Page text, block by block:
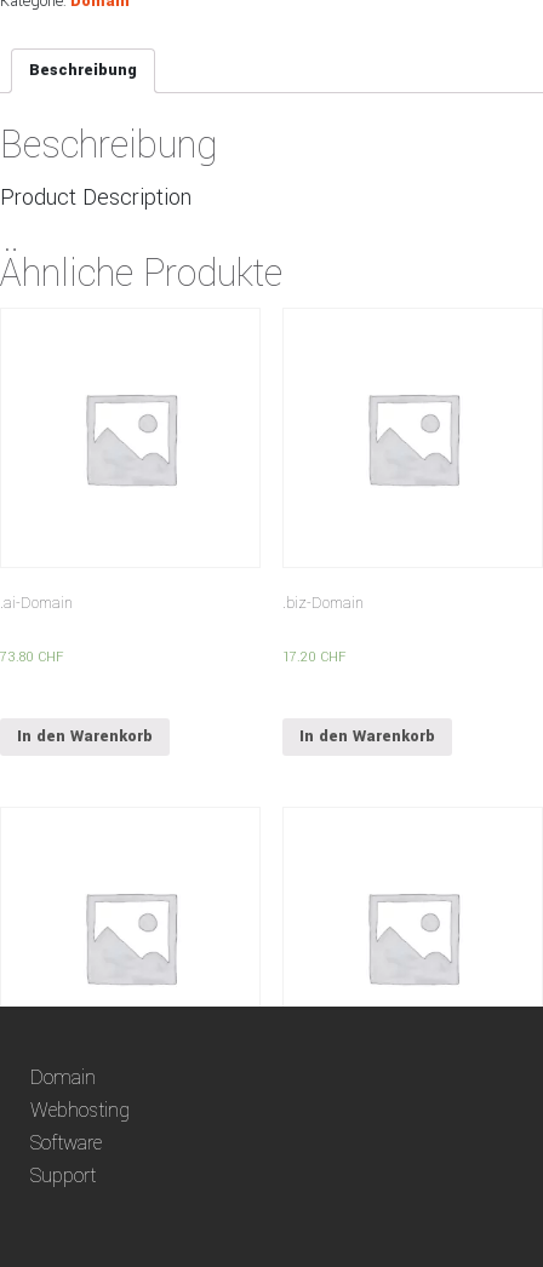
Beschreibung
Beschreibung
Product Description
Ähnliche Produkte
.ai-Domain
73.80 CHF
In den Warenkorb
.biz-Domain
17.20 CHF
In den Warenkorb
.dev-Domain
17.00CHF
Domain
Webhosting
Software
Support